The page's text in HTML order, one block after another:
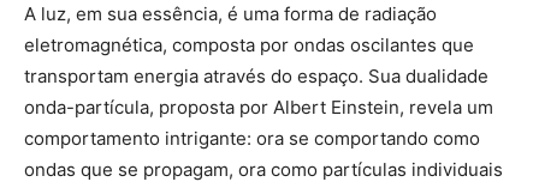
A luz, em sua essência, é uma forma de radiação
eletromagnética, composta por ondas oscilantes que
transportam energia através do espaço. Sua dualidade
onda-partícula, proposta por Albert Einstein, revela um
comportamento intrigante: ora se comportando como
ondas que se propagam, ora como partículas individuais